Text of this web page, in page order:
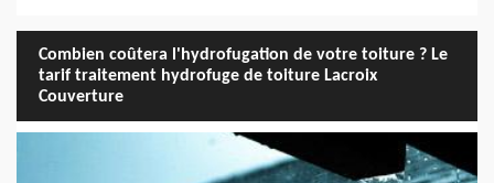
Combien coûtera l'hydrofugation de votre toiture ? Le
tarif traitement hydrofuge de toiture Lacroix
Couverture